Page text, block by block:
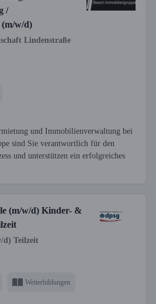
/
w/d)
Lindenstraße
und Immobilienverwaltung bei
sind Sie verantwortlich für den
und unterstützen ein erfolgreiches
(m/w/d) Kinder- &
d) Teilzeit
Weiterbildungen